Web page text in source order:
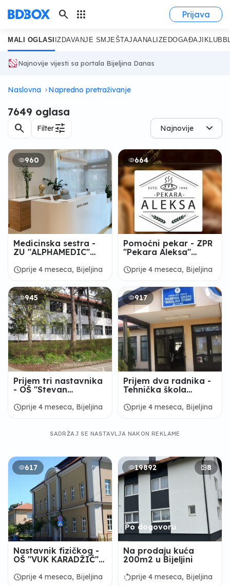
search apps Prijava
MALI OGLASI IZDAVANJE SMJEŠTAJAANALIZE DOGAĐAJI KLUB
Najnovije vijesti sa portala Bijeljina Danas
Naslovna Napredno pretraživanje
7649 oglasa
search Filtertune Najnovije
960
Medicinska sestra -
ZU "ALPHAMEDIC"
scheduleprije 4 meseca, Bijeljina
664
Pomoćni pekar - ZPR
"Pekara Aleksa"
scheduleprije 4 meseca, Bijeljina
945
Prijem tri nastavnika
- OŠ "Stevan
Dragaljevac Gornji
scheduleprije 4 meseca, Bijeljina
917
Prijem dva radnika -
Tehnička škola
Bijeljina
scheduleprije 4 meseca, Bijeljina
SADRŽAJ SE NASTAVLJA NAKON REKLAME
617
Nastavnik fizičkog -
OŠ "VUK KARADŽIĆ"
scheduleprije 4 meseca, Bijeljina
19892 8
Po dogovoru
Na prodaju kuća
200m2 u Bijeljini
rotate_leftprije 4 meseca, Bijeljina